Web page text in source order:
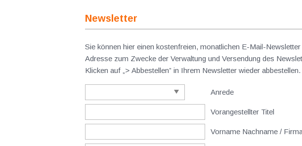
Newsletter
Sie können hier einen kostenfreien, monatlichen E-Mail-
Adresse zum Zwecke der Verwaltung und Versendung des
Klicken auf „> Abbestellen” in Ihrem Newsletter wieder
Anrede
Vorangestellter Titel
Vorname Nachname /